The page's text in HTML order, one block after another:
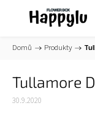
Domů / Produkty /
Tullamore
30.9.2020